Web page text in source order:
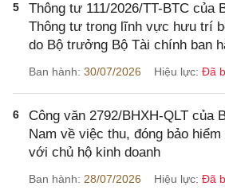
5
Thông tư 111/2026/TT-BTC của
Thông tư trong lĩnh vực hưu trí
do Bộ trưởng Bộ Tài chính ban
Ban hành: 30/07/2026 Hiệu lực: Đã
6
Công văn 2792/BHXH-QLT của
Nam về việc thu, đóng bảo
với chủ hộ kinh doanh
Ban hành: 28/07/2026 Hiệu lực: Đã